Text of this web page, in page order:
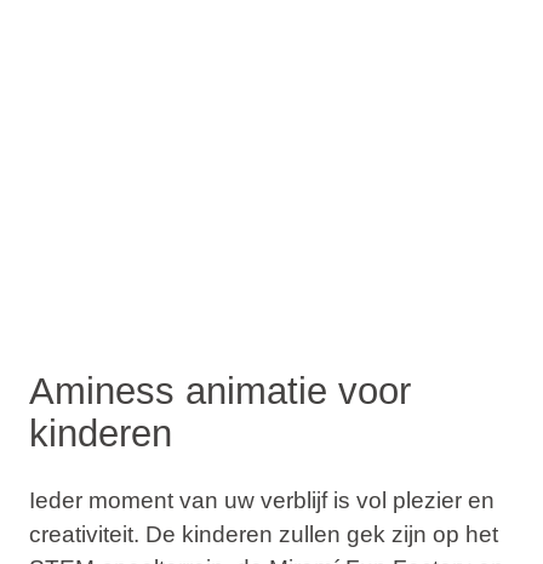
Aminess animatie voor
kinderen
Ieder moment van uw verblijf is vol plezier en
creativiteit. De kinderen zullen gek zijn op het